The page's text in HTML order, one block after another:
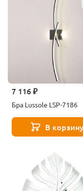
7 116 ₽
Бра Lussole LSP-7186
В корзину